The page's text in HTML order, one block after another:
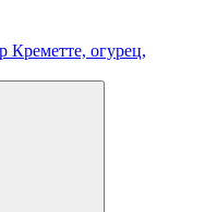
Креметте, огурец,